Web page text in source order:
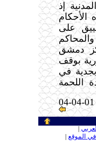
إذ
الأحكام
على
دمشق
بوقف
في
اللحمة
04-04-01
|
الموقع |